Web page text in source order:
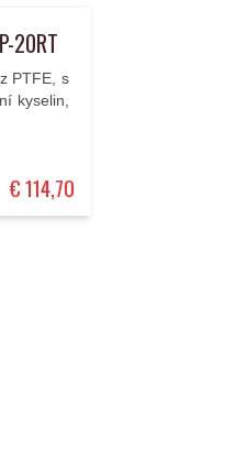
20RT
PTFE, s
kyselin,
€ 114,70